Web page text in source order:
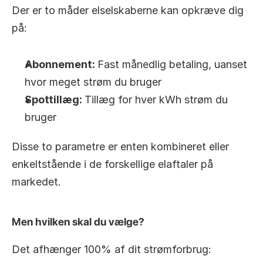
Der er to måder elselskaberne kan opkræve dig
på:
Abonnement: Fast månedlig betaling, uanset
hvor meget strøm du bruger
Spottillæg: Tillæg for hver kWh strøm du
bruger
Disse to parametre er enten kombineret eller
enkeltstående i de forskellige elaftaler på
markedet.
Men hvilken skal du vælge?
Det afhænger 100% af dit strømforbrug: